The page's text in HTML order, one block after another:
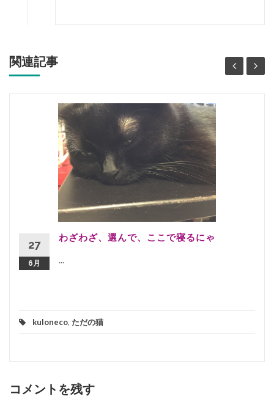
関連記事
27
6月
わざわざ、選んで、ここで寝るにゃ
...
kuloneco, ただの猫
コメントを残す